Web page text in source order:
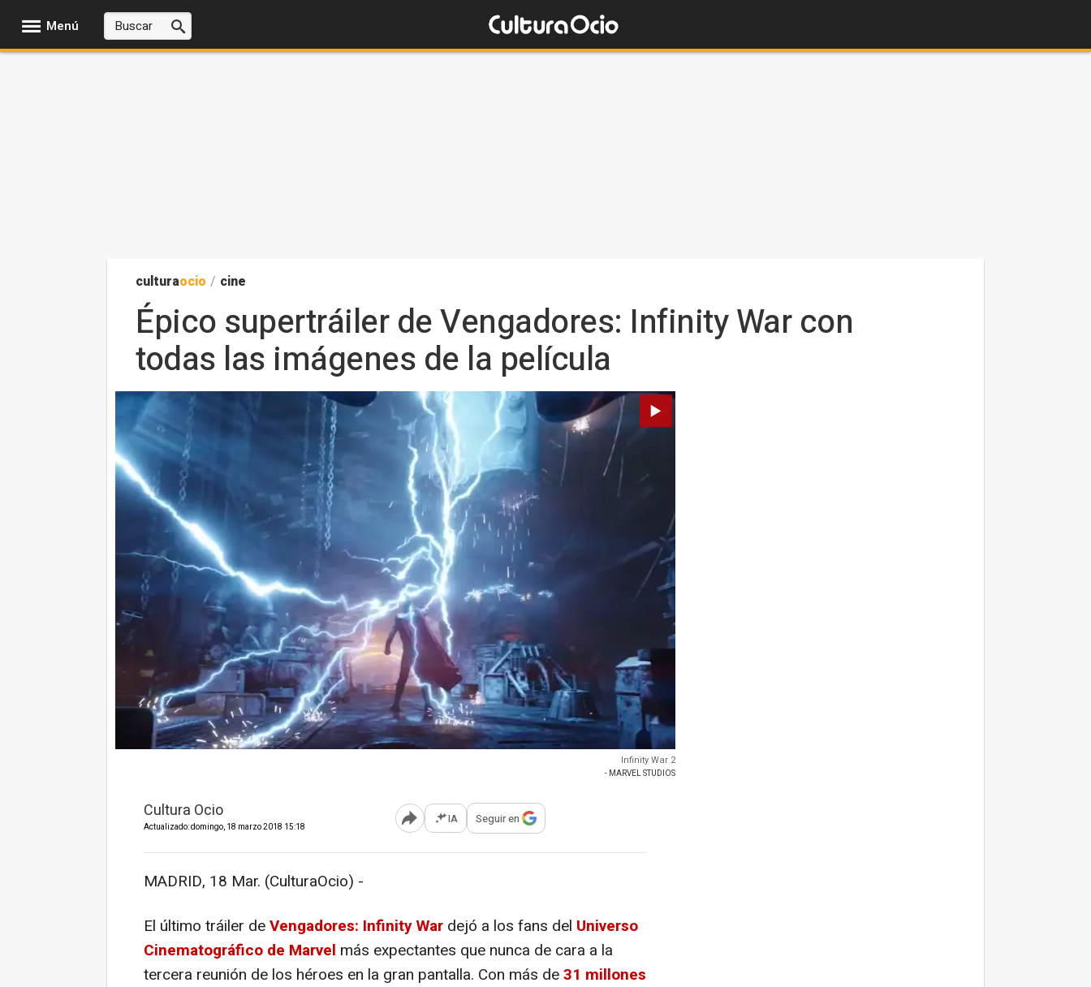
Menú
culturaocio / cine
Épico supertráiler de Vengadores: Infinity War con
todas las imágenes de la película
Infinity War 2
- MARVEL STUDIOS
Cultura Ocio
Actualizado: domingo, 18 marzo 2018 15:18 Abrir opciones para compartir
IA Seguir en
MADRID, 18 Mar. (CulturaOcio) -
El último tráiler deVengadores: Infinity War dejó a los fans del Universo
Cinematográfico de Marvel más expectantes que nunca de cara a la
tercera reunión de los héroes en la gran pantalla. Con más de31 millones